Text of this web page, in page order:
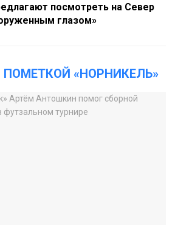
посмотреть на Север
глазом»
«НОРНИКЕЛЬ»